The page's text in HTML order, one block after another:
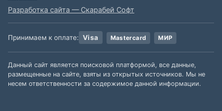
Разработка сайта — Скарабей Софт
Принимаем к оплате: Visa Mastercard МИР
Данный сайт является поисковой платформой, все данные,
размещенные на сайте, взяты из открытых источников. Мы не
несем ответственности за содержимое данной информации.